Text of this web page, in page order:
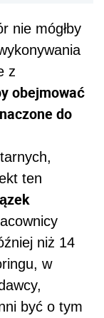
nie mógłby
z
obejmować
do
ten
niż 14
w
być o tym